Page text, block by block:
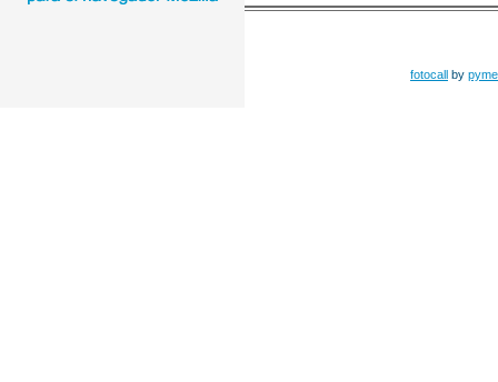
fotocall by